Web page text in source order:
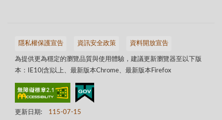
隱私權保護宣告 資訊安全政策 資料開放宣告
為提供更為穩定的瀏覽品質與使用體驗，建議更新瀏覽器至以下版
本：IE10(含)以上、最新版本Chrome、最新版本Firefox
更新日期: 115-07-15